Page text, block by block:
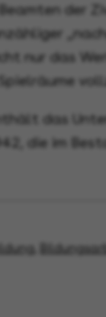
der
nur das
das
die im